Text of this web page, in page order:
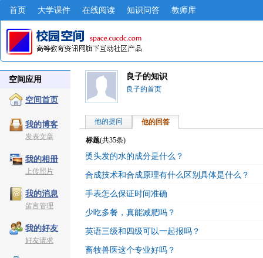
首页 大学课件 在线阅读 知识问答 教师库
空间应用
空间首页
我的博客
发表文章
我的相册
上传照片
我的消息
留言管理
我的好友
好友请求
良子的知识
良子的首页
他的提问 他的回答
标题(共35条)
烫头发的水的成分是什么？
合成技术和合成原理有什么区别具体是什么？
手表怎么保证时间准确
少吃多餐，真能减肥吗？
英语三级和四级可以一起报吗？
畜牧兽医这个专业好吗？